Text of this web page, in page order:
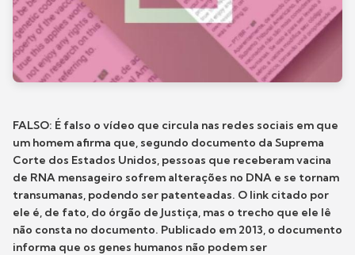
FALSO: É falso o vídeo que circula nas redes sociais em que
um homem afirma que, segundo documento da Suprema
Corte dos Estados Unidos, pessoas que receberam vacina
de RNA mensageiro sofrem alterações no DNA e se tornam
transumanas, podendo ser patenteadas. O link citado por
ele é, de fato, do órgão de Justiça, mas o trecho que ele lê
não consta no documento. Publicado em 2013, o documento
informa que os genes humanos não podem ser